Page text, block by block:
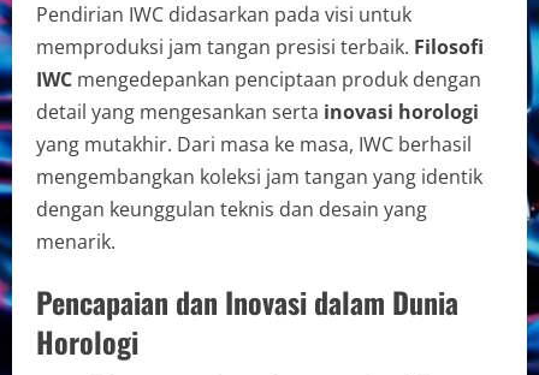
Pendirian IWC didasarkan pada visi untuk
memproduksi jam tangan presisi terbaik. Filosofi
IWC mengedepankan penciptaan produk dengan
detail yang mengesankan serta inovasi horologi
yang mutakhir. Dari masa ke masa, IWC berhasil
mengembangkan koleksi jam tangan yang identik
dengan keunggulan teknis dan desain yang
menarik.
Pencapaian dan Inovasi dalam Dunia
Horologi